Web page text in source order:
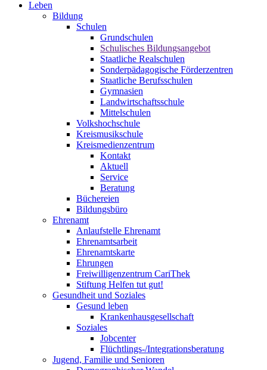
Leben
Bildung
Schulen
Grundschulen
Schulisches Bildungsangebot
Staatliche Realschulen
Sonderpädagogische Förderzentren
Staatliche Berufsschulen
Gymnasien
Landwirtschaftsschule
Mittelschulen
Volkshochschule
Kreismusikschule
Kreismedienzentrum
Kontakt
Aktuell
Service
Beratung
Büchereien
Bildungsbüro
Ehrenamt
Anlaufstelle Ehrenamt
Ehrenamtsarbeit
Ehrenamtskarte
Ehrungen
Freiwilligenzentrum CariThek
Stiftung Helfen tut gut!
Gesundheit und Soziales
Gesund leben
Krankenhausgesellschaft
Soziales
Jobcenter
Flüchtlings-/Integrationsberatung
Jugend, Familie und Senioren